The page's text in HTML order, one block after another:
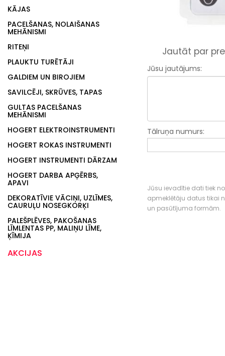
KĀJAS
PACELŠANAS, NOLAIŠANAS
MEHĀNISMI
RITEŅI
PLAUKTU TURĒTĀJI
GALDIEM UN BIROJIEM
SAVILCĒJI, SKRŪVES, TAPAS
GULTAS PACELŠANAS
MEHĀNISMI
HOGERT ELEKTROINSTRUMENTI
HOGERT ROKAS INSTRUMENTI
HOGERT INSTRUMENTI DĀRZAM
HOGERT DARBA APĢĒRBS,
APAVI
DEKORATĪVIE VĀCIŅI, UZLĪMES,
CAURUĻU NOSEGKORĶI
PALEŠPLĒVES, PAKOŠANAS
LĪMLENTAS PP, MALIŅU LĪME,
ĶĪMIJA
AKCIJAS
Jautāt par
Jūsu jautājums:
Tālruņa numurs:
Jūsu ievadītie dati tiek
apmeklētāju datus tikai
un pasūtījuma formām.